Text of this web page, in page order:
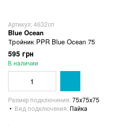
Артикул: 4632сп
Blue Ocean
Тройник PPR Blue Ocean 75
595 грн
В наличии
Размер подключения 75х75х75
Вид подключения Пайка